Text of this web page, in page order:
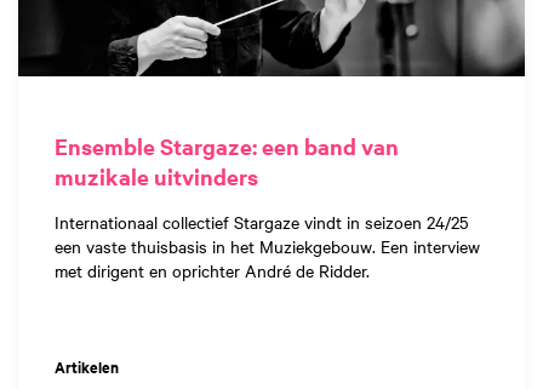
Ensemble Stargaze: een band van
muzikale uitvinders
Internationaal collectief Stargaze vindt in seizoen 24/25
een vaste thuisbasis in het Muziekgebouw. Een interview
met dirigent en oprichter André de Ridder.
Artikelen